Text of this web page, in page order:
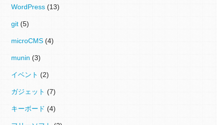
WordPress (13)
git (5)
microCMS (4)
munin (3)
イベント (2)
ガジェット (7)
キーボード (4)